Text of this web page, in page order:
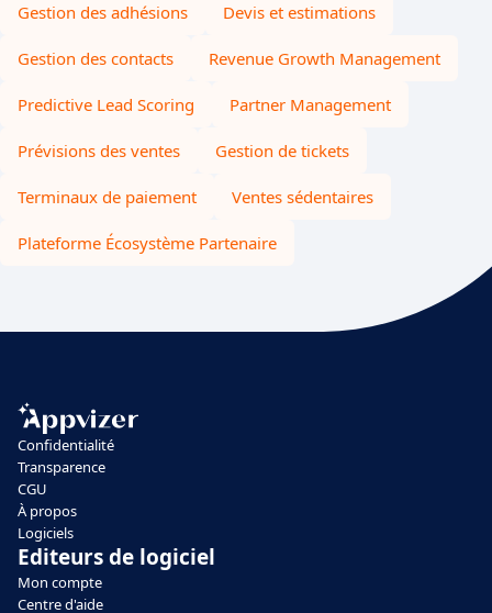
Gestion des adhésions Devis et estimations
Gestion des contacts Revenue Growth Management
Predictive Lead Scoring Partner Management
Prévisions des ventes Gestion de tickets
Terminaux de paiement Ventes sédentaires
Plateforme Écosystème Partenaire
Confidentialité
Transparence
CGU
À propos
Logiciels
Editeurs de logiciel
Mon compte
Centre d'aide